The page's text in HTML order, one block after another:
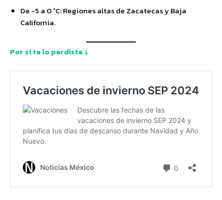
De -5 a 0 °C: Regiones altas de Zacatecas y Baja
California.
Por sí te lo perdiste ↓